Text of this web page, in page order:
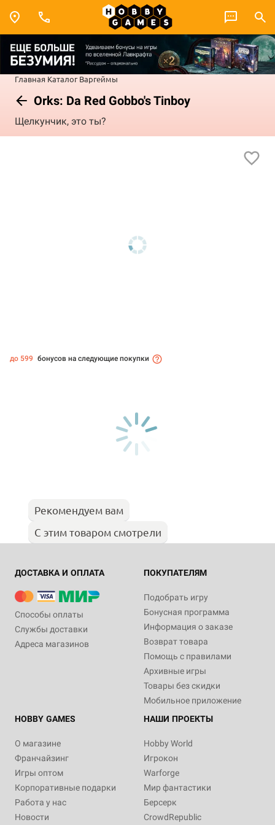
Главная Каталог Варгеймы
Orks: Da Red Gobbo's Tinboy
Щелкунчик, это ты?
до 599 бонусов на следующие покупки
Рекомендуем вам
С этим товаром смотрели
ДОСТАВКА И ОПЛАТА
Способы оплаты
Службы доставки
Адреса магазинов
ПОКУПАТЕЛЯМ
Подобрать игру
Бонусная программа
Информация о заказе
Возврат товара
Помощь с правилами
Архивные игры
Товары без скидки
Мобильное приложение
HOBBY GAMES
О магазине
Франчайзинг
Игры оптом
Корпоративные подарки
Работа у нас
Новости
НАШИ ПРОЕКТЫ
Hobby World
Игрокон
Warforge
Мир фантастики
Берсерк
CrowdRepublic